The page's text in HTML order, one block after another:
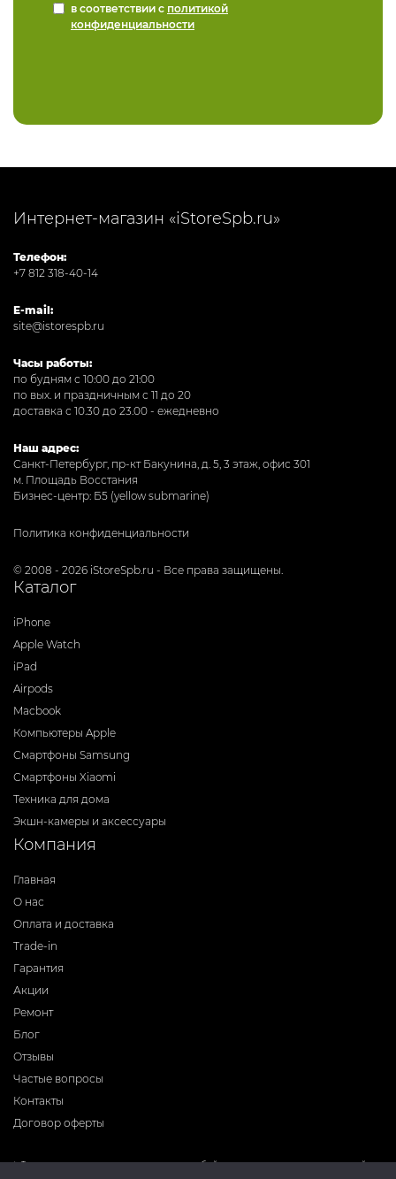
в соответствии с политикой
конфиденциальности
Интернет-магазин «iStoreSpb.ru»
Телефон:
+7 812 318-40-14
E-mail:
site@istorespb.ru
Часы работы:
по будням с 10:00 до 21:00
по вых. и праздничным с 11 до 20
доставка с 10.30 до 23.00 - ежедневно
Наш адрес:
Санкт-Петербург, пр-кт Бакунина, д. 5, 3 этаж, офис 301
м. Площадь Восстания
Бизнес-центр: Б5 (yellow submarine)
Политика конфиденциальности
© 2008 - 2026 iStoreSpb.ru - Все права защищены.
Каталог
iPhone
Apple Watch
iPad
Airpods
Macbook
Компьютеры Apple
Смартфоны Samsung
Смартфоны Xiaomi
Техника для дома
Экшн-камеры и аксессуары
Компания
Главная
О нас
Оплата и доставка
Trade-in
Гарантия
Акции
Ремонт
Блог
Отзывы
Частые вопросы
Контакты
Договор оферты
* Фирма-производитель оставляет за собой право на внесение изменений в